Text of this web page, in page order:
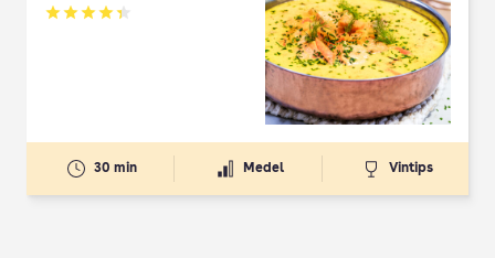
Betyg: 4.36 av 5
30 min Medel Vintips